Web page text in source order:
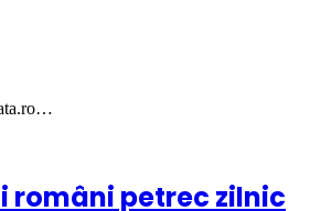
români petrec zilnic